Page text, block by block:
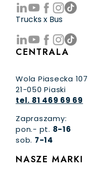
Trucks x Bus
CENTRALA
Wola Piasecka 107
21-050 Piaski
tel. 81 469 69 69
Zapraszamy:
pon.- pt. 8-16
sob. 7-14
NASZE MARKI